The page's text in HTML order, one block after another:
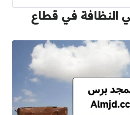
النظافة في قطاع